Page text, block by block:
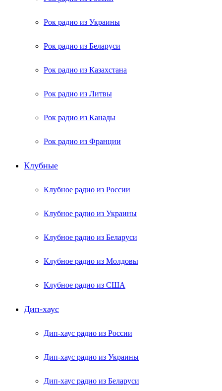
Рок радио из Украины
Рок радио из Беларуси
Рок радио из Казахстана
Рок радио из Литвы
Рок радио из Канады
Рок радио из Франции
Клубные
Клубное радио из России
Клубное радио из Украины
Клубное радио из Беларуси
Клубное радио из Молдовы
Клубное радио из США
Дип-хаус
Дип-хаус радио из России
Дип-хаус радио из Украины
Дип-хаус радио из Беларуси